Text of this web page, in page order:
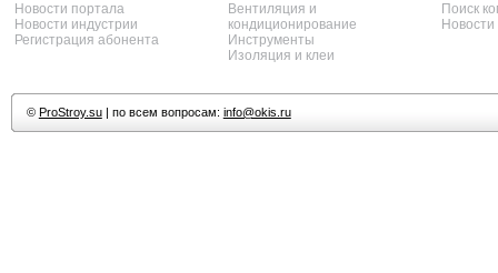
Новости портала
Новости индустрии
Регистрация абонента
Вентиляция и
кондиционирование
Инструменты
Изоляция и клеи
Поиск
© ProStroy.su| по всем вопросам: info@okis.ru